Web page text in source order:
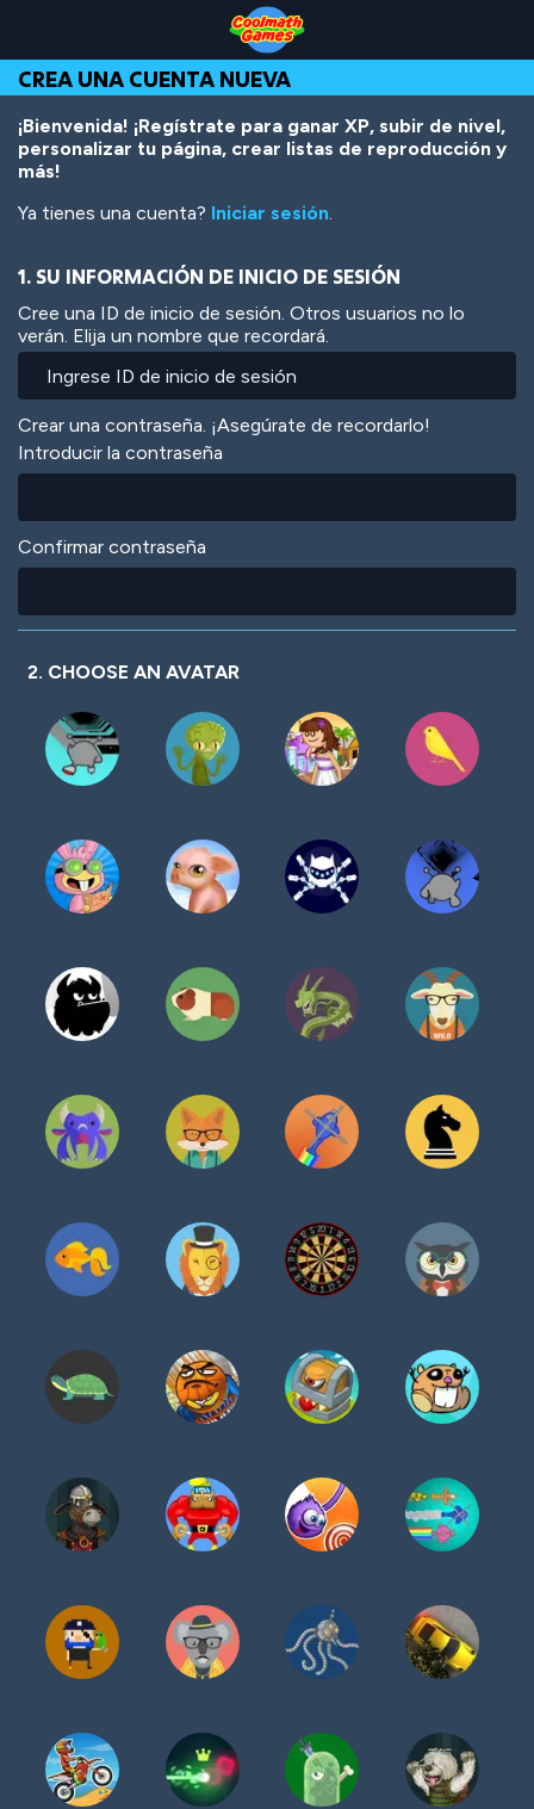
Top
of
Page
Navigation
Main
Content
Footer
contenido
principal
CREA UNA CUENTA NUEVA
¡Bienvenida! ¡Regístrate para ganar XP, subir de nivel,
personalizar tu página, crear listas de reproducción y
más!
Ya tienes una cuenta? Iniciar sesión.
1. SU INFORMACIÓN DE INICIO DE SESIÓN
Cree una ID de inicio de sesión. Otros usuarios no lo
verán. Elija un nombre que recordará.
Crear una contraseña. ¡Asegúrate de recordarlo!
Introducir la contraseña
Confirmar contraseña
2. CHOOSE AN AVATAR